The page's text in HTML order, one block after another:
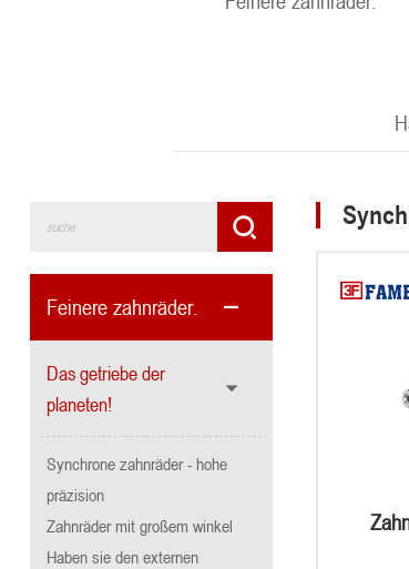
Feinere zahnräder.
Das getriebe der
planeten!
Synchrone zahnräder - hohe
präzision
Zahnräder mit großem winkel
Haben sie den externen